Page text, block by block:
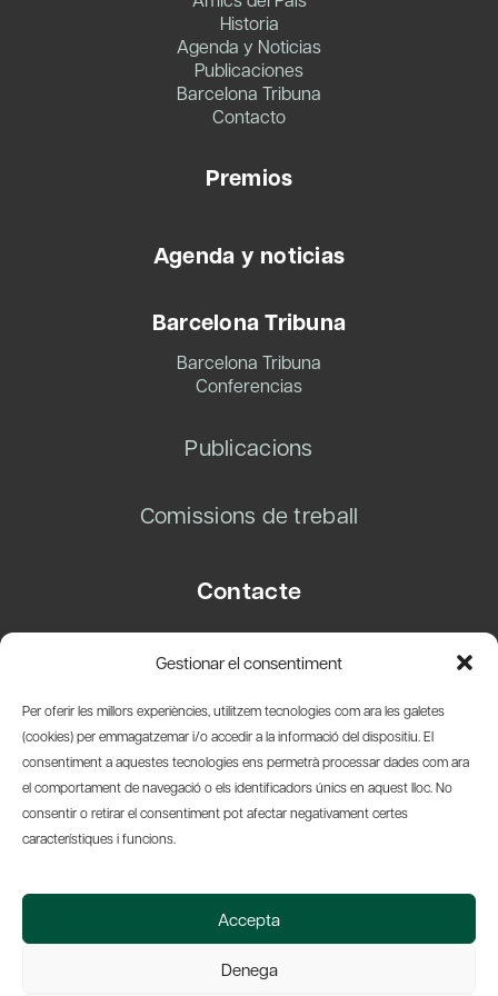
Gestionar el consentiment
Per oferir les millors experiències, utilitzem tecnologies com ara les galetes
(cookies) per emmagatzemar i/o accedir a la informació del dispositiu. El
consentiment a aquestes tecnologies ens permetrà processar dades com ara
el comportament de navegació o els identificadors únics en aquest lloc. No
consentir o retirar el consentiment pot afectar negativament certes
característiques i funcions.
Accepta
Denega
Historia
Agenda y Noticias
Publicaciones
Barcelona Tribuna
Contacto
Premios
Agenda y noticias
Barcelona Tribuna
Barcelona Tribuna
Conferencias
Publicacions
Comissions de treball
Contacte
08003 Barcelona
info@amicsdelpais.com
Suscripció Newsletter
© 2026 Societat Econòmica Barcelonesa d'Amics del País
Web by Ideamatic